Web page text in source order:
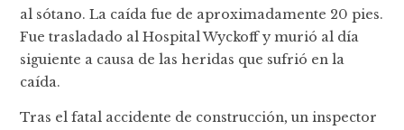
al sótano. La caída fue de aproximadamente 20 pies.
Fue trasladado al Hospital Wyckoff y murió al día
siguiente a causa de las heridas que sufrió en la
caída.
Tras el fatal accidente de construcción, un inspector